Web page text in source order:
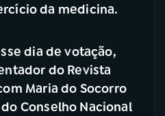
Facebook
da medicina.
dia de votação,
do Revista
om Maria do Socorro
Conselho Nacional